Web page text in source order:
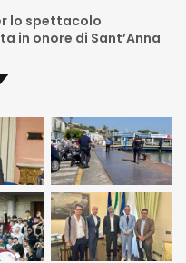
lo spettacolo
in onore di Sant’Anna